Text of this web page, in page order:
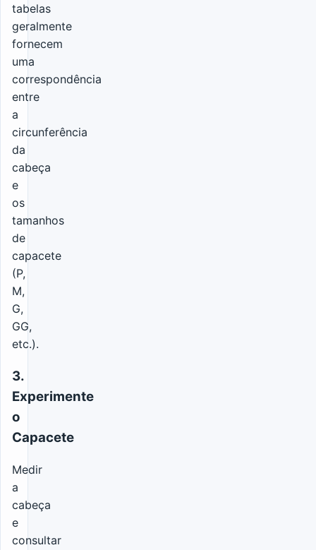
tabelas
geralmente
fornecem
uma
correspondência
entre
a
circunferência
da
cabeça
e
os
tamanhos
de
capacete
(P,
M,
G,
GG,
etc.).
3.
Experimente
o
Capacete
Medir
a
cabeça
e
consultar